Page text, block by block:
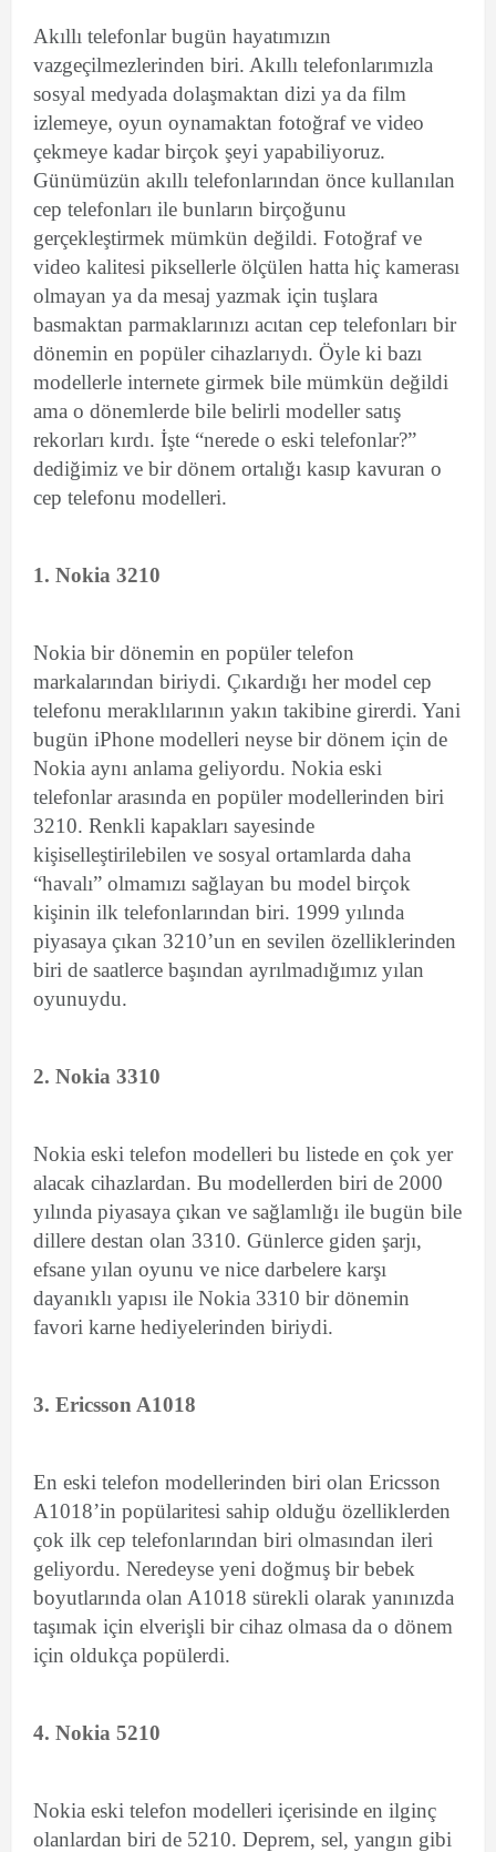
Akıllı telefonlar bugün hayatımızın
vazgeçilmezlerinden biri. Akıllı telefonlarımızla
sosyal medyada dolaşmaktan dizi ya da film
izlemeye, oyun oynamaktan fotoğraf ve video
çekmeye kadar birçok şeyi yapabiliyoruz.
Günümüzün akıllı telefonlarından önce kullanılan
cep telefonları ile bunların birçoğunu
gerçekleştirmek mümkün değildi. Fotoğraf ve
video kalitesi piksellerle ölçülen hatta hiç kamerası
olmayan ya da mesaj yazmak için tuşlara
basmaktan parmaklarınızı acıtan cep telefonları bir
dönemin en popüler cihazlarıydı. Öyle ki bazı
modellerle internete girmek bile mümkün değildi
ama o dönemlerde bile belirli modeller satış
rekorları kırdı. İşte “nerede o eski telefonlar?”
dediğimiz ve bir dönem ortalığı kasıp kavuran o
cep telefonu modelleri.
1. Nokia 3210
Nokia bir dönemin en popüler telefon
markalarından biriydi. Çıkardığı her model cep
telefonu meraklılarının yakın takibine girerdi. Yani
bugün iPhone modelleri neyse bir dönem için de
Nokia aynı anlama geliyordu. Nokia eski
telefonlar arasında en popüler modellerinden biri
3210. Renkli kapakları sayesinde
kişiselleştirilebilen ve sosyal ortamlarda daha
“havalı” olmamızı sağlayan bu model birçok
kişinin ilk telefonlarından biri. 1999 yılında
piyasaya çıkan 3210’un en sevilen özelliklerinden
biri de saatlerce başından ayrılmadığımız yılan
oyunuydu.
2. Nokia 3310
Nokia eski telefon modelleri bu listede en çok yer
alacak cihazlardan. Bu modellerden biri de 2000
yılında piyasaya çıkan ve sağlamlığı ile bugün bile
dillere destan olan 3310. Günlerce giden şarjı,
efsane yılan oyunu ve nice darbelere karşı
dayanıklı yapısı ile Nokia 3310 bir dönemin
favori karne hediyelerinden biriydi.
3. Ericsson A1018
En eski telefon modellerinden biri olan Ericsson
A1018’in popülaritesi sahip olduğu özelliklerden
çok ilk cep telefonlarından biri olmasından ileri
geliyordu. Neredeyse yeni doğmuş bir bebek
boyutlarında olan A1018 sürekli olarak yanınızda
taşımak için elverişli bir cihaz olmasa da o dönem
için oldukça popülerdi.
4. Nokia 5210
Nokia eski telefon modelleri içerisinde en ilginç
olanlardan biri de 5210. Deprem, sel, yangın gibi